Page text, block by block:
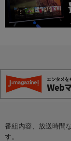
番組内容、放送時間
す。